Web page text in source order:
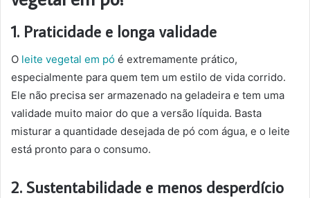
1. Praticidade e longa validade
O leite vegetal em pó é extremamente prático,
especialmente para quem tem um estilo de vida corrido.
Ele não precisa ser armazenado na geladeira e tem uma
validade muito maior do que a versão líquida. Basta
misturar a quantidade desejada de pó com água, e o leite
está pronto para o consumo.
2. Sustentabilidade e menos desperdício